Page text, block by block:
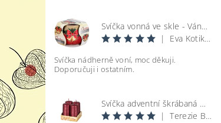
Svíčka vonná ve skle - Vánoce
|
Eva Kotikova
Svíčka nádherně voní, moc děkuji.
Doporučuji i ostatním.
Svíčka adventní škrábaná metal lesk - bordó d4x8cm 4ks
|
Terezie Bohatová